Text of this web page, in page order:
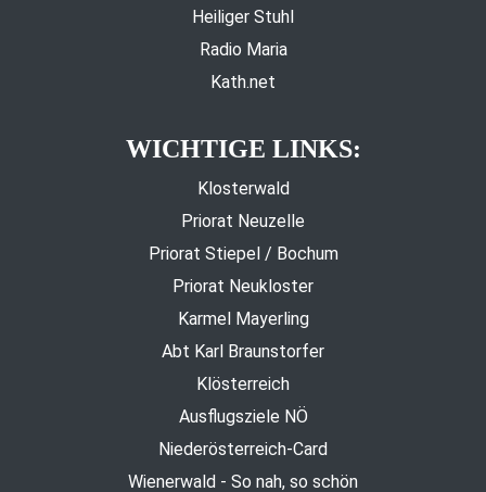
Heiliger Stuhl
Radio Maria
Kath.net
WICHTIGE LINKS:
Klosterwald
Priorat Neuzelle
Priorat Stiepel / Bochum
Priorat Neukloster
Karmel Mayerling
Abt Karl Braunstorfer
Klösterreich
Ausflugsziele NÖ
Niederösterreich-Card
Wienerwald - So nah, so schön